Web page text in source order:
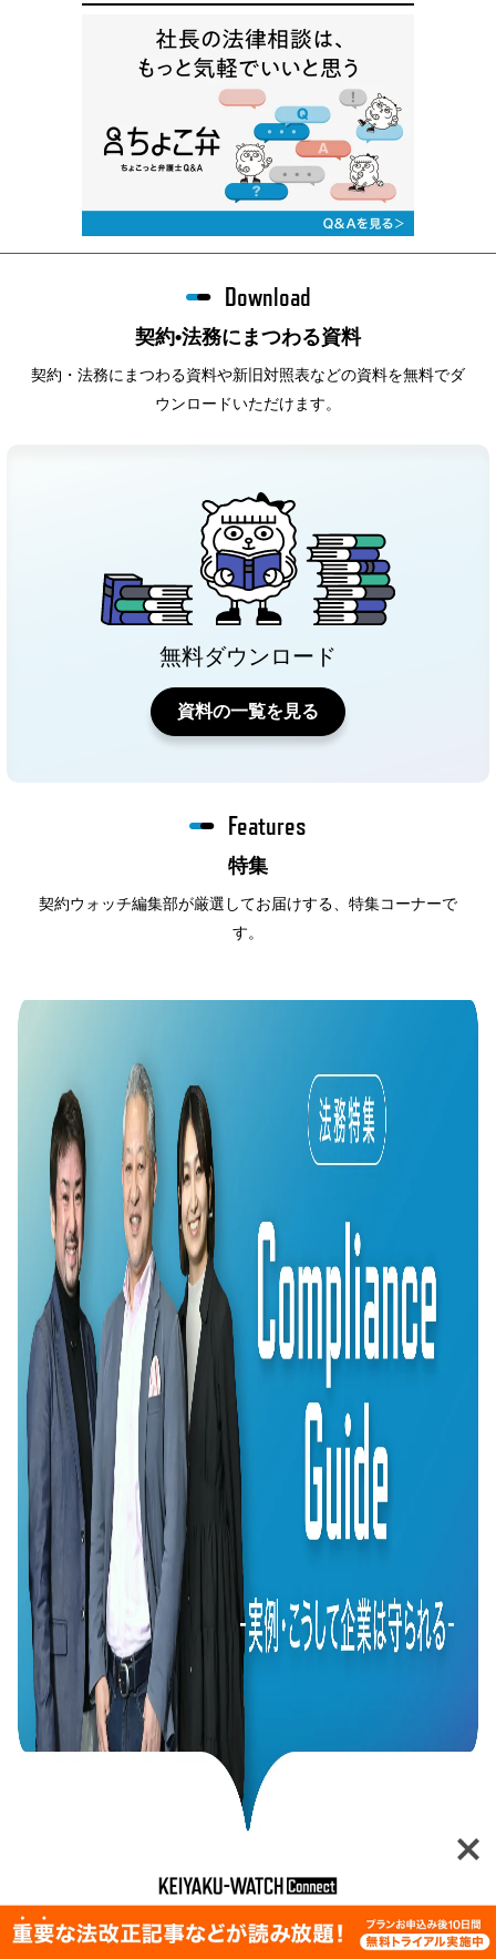
契約•法務にまつわる資料
Download
契約・法務にまつわる資料や新旧対照表などの資料を無料でダ
ウンロードいただけます。
無料ダウンロード
資料の一覧を見る
特集
Features
契約ウォッチ編集部が厳選してお届けする、特集コーナーで
す。
全ての特集を見る